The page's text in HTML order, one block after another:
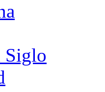
Siglo